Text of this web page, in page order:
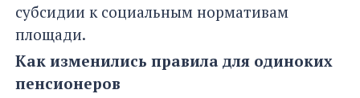
субсидии к социальным нормативам
площади.
Как изменились правила для одиноких
пенсионеров